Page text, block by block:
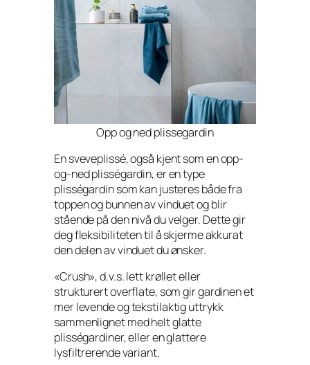
Opp og ned plissegardin
En sveveplissé, også kjent som en opp-
og-ned plisségardin, er en type
plisségardin som kan justeres både fra
toppen og bunnen av vinduet og blir
stående på den nivå du velger. Dette gir
deg fleksibiliteten til å skjerme akkurat
den delen av vinduet du ønsker.
«Crush», d.v.s. lett krøllet eller
strukturert overflate, som gir gardinen et
mer levende og tekstilaktig uttrykk
sammenlignet med helt glatte
plisségardiner, eller en glattere
lysfiltrerende variant.